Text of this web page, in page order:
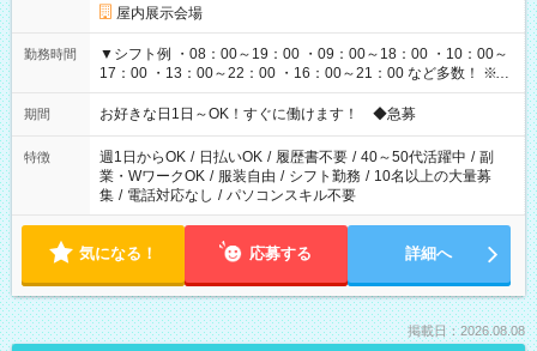
屋内展示会場
勤務時間
▼シフト例 ・08：00～19：00 ・09：00～18：00 ・10：00～
17：00 ・13：00～22：00 ・16：00～21：00 など多数！ ※お
仕事により勤務時間が異なります
期間 お好きな日1日～OK！すぐに働けます！ ◆急募
特徴 週1日からOK / 日払いOK / 履歴書不要 / 40～50代活躍中 / 副
業・WワークOK / 服装自由 / シフト勤務 / 10名以上の大量募
集 / 電話対応なし / パソコンスキル不要
気になる！ 応募する 詳細へ
掲載日：2026.08.08